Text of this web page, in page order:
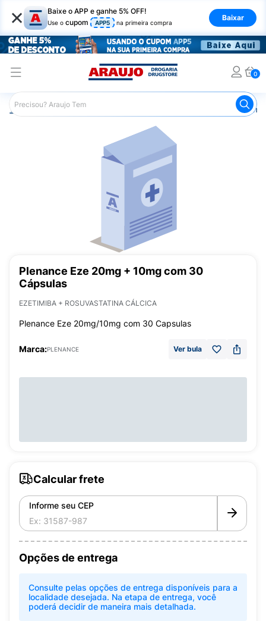
× Baixe o APP e ganhe 5% OFF!
Use o cupom APP5 na primeira compra
Baixar
0
Araujo Medicamentos
Plenance Eze 20mg + 10mg com 30
Cápsulas
EZETIMIBA + ROSUVASTATINA CÁLCICA
Plenance Eze 20mg/10mg com 30 Capsulas
Marca:PLENANCE Ver bula
Calcular frete
Informe seu CEP
Opções de entrega
Consulte pelas opções de entrega disponíveis para a
localidade desejada. Na etapa de entrega, você
poderá decidir de maneira mais detalhada.